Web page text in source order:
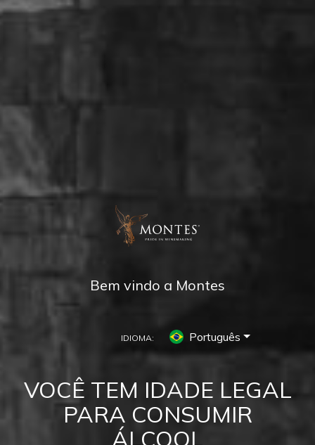
Bem vindo a Montes
IDIOMA: Português
VOCÊ TEM IDADE LEGAL
PARA CONSUMIR
ÁLCOOL
MONTES
Previous